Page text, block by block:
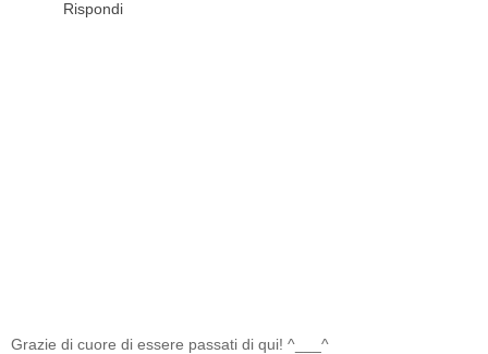
Rispondi
Grazie di cuore di essere passati di qui! ^___^